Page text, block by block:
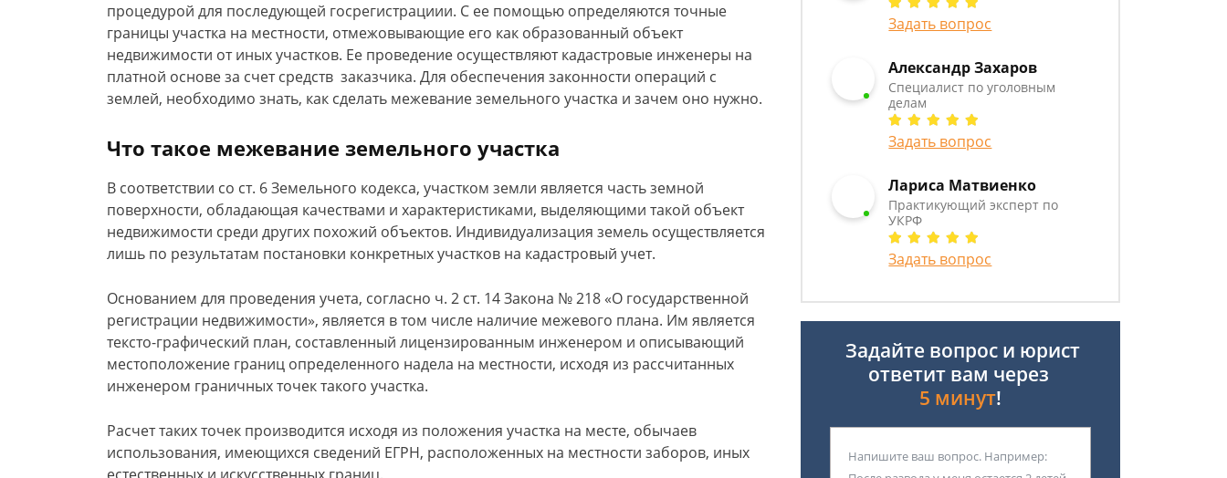
процедурой для последующей госрегистрациии. С ее помощью определяются точные
границы участка на местности, отмежовывающие его как образованный объект
недвижимости от иных участков. Ее проведение осуществляют кадастровые инженеры на
платной основе за счет средств заказчика. Для обеспечения законности операций с
землей, необходимо знать, как сделать межевание земельного участка и зачем оно нужно.
Что такое межевание земельного участка
В соответствии со ст. 6 Земельного кодекса, участком земли является часть земной
поверхности, обладающая качествами и характеристиками, выделяющими такой объект
недвижимости среди других похожий объектов. Индивидуализация земель осуществляется
лишь по результатам постановки конкретных участков на кадастровый учет.
Основанием для проведения учета, согласно ч. 2 ст. 14 Закона № 218 «О государственной
регистрации недвижимости», является в том числе наличие межевого плана. Им является
тексто-графический план, составленный лицензированным инженером и описывающий
местоположение границ определенного надела на местности, исходя из рассчитанных
инженером граничных точек такого участка.
Расчет таких точек производится исходя из положения участка на месте, обычаев
использования, имеющихся сведений ЕГРН, расположенных на местности заборов, иных
Задать вопрос
Александр Захаров
Специалист по уголовным
делам
Задать вопрос
Лариса Матвиенко
Практикующий эксперт по
УКРФ
Задать вопрос
Задайте вопрос и юрист
ответит вам через
5 минут!